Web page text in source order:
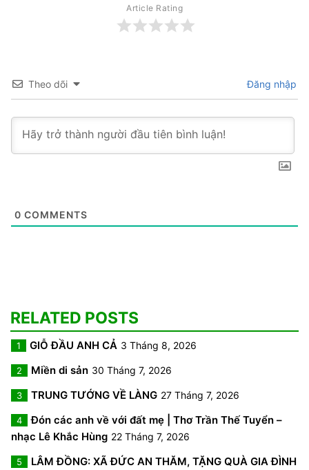
Article Rating
Theo dõi Đăng nhập
0 COMMENTS
RELATED POSTS
1 GIỖ ĐẦU ANH CẢ 3 Tháng 8, 2026
2 Miền di sản 30 Tháng 7, 2026
3 TRUNG TƯỚNG VỀ LÀNG 27 Tháng 7, 2026
4
Đón các anh về với đất mẹ | Thơ Trần Thế Tuyển –
nhạc Lê Khắc Hùng 22 Tháng 7, 2026
5
LÂM ĐỒNG: XÃ ĐỨC AN THĂM, TẶNG QUÀ GIA ĐÌNH